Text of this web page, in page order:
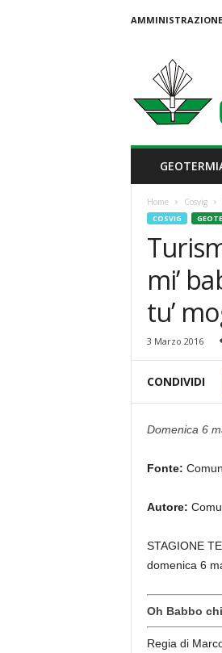
Home Cosvig
COSVIG
mi’
tu’
3 Marzo 2016
CONDIVIDI
Domenica 6
Fonte:
Autore:
STAGIONE
domenica 6
Oh Babbo
Regia di